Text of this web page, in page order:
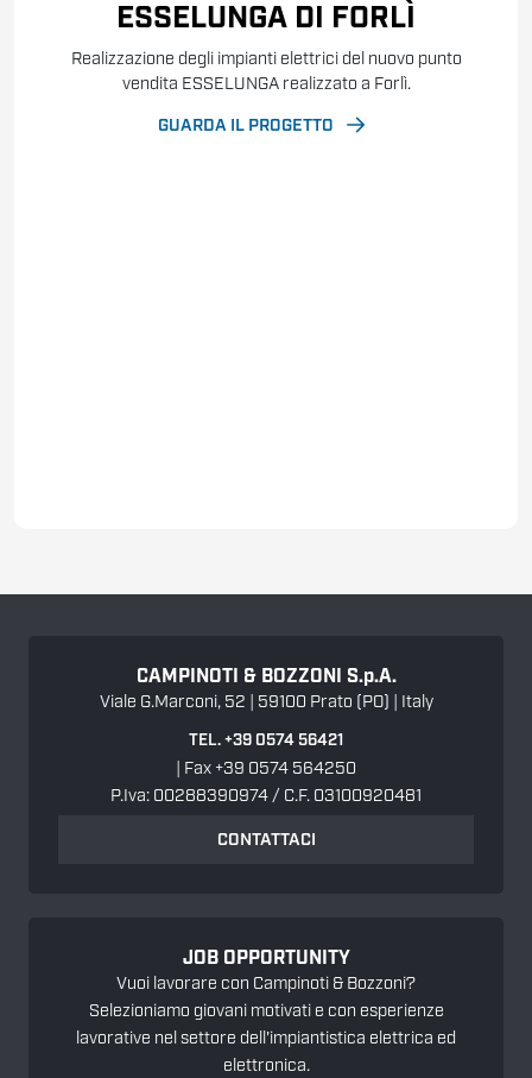
ESSELUNGA DI FORLÌ
Realizzazione degli impianti elettrici del nuovo punto
vendita ESSELUNGA realizzato a Forlì.
GUARDA IL PROGETTO
CAMPINOTI & BOZZONI S.p.A.
Viale G.Marconi, 52 | 59100 Prato (PO) | Italy
TEL. +39 0574 56421
| Fax +39 0574 564250
P.Iva: 00288390974 / C.F. 03100920481
CONTATTACI
JOB OPPORTUNITY
Vuoi lavorare con Campinoti & Bozzoni?
Selezioniamo giovani motivati e con esperienze
lavorative nel settore dell'impiantistica elettrica ed
elettronica.